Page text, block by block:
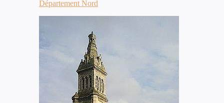
Département Nord